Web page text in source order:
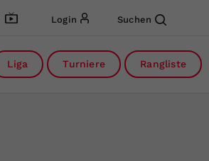
Login Suchen
Liga Turniere Rangliste